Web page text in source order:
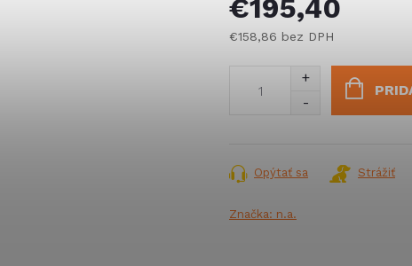
€195,40
€158,86 bez DPH
Opýtať sa Strážiť
Značka: n.a.